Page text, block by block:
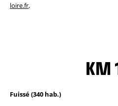
loire.fr,
KM
Fuissé (340 hab.)